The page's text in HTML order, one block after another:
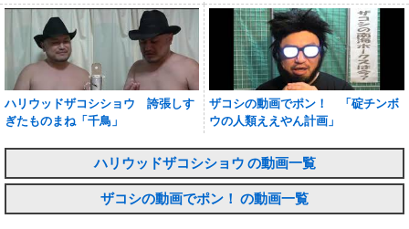
ハリウッドザコシショウ 誇張しす
ぎたものまね「千鳥」
ザコシの動画でポン！ 「碇チンボ
ウの人類ええやん計画」
ハリウッドザコシショウ の動画一覧
ザコシの動画でポン！ の動画一覧